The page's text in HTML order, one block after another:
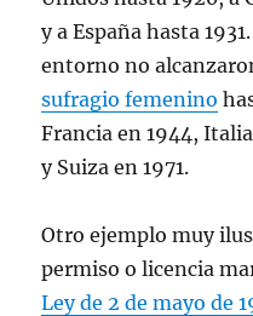
y a España hasta
entorno no
sufragio femenino
Francia en 1944,
y Suiza en 1971.
Otro ejemplo muy
permiso o licencia
Ley de 2 de mayo de